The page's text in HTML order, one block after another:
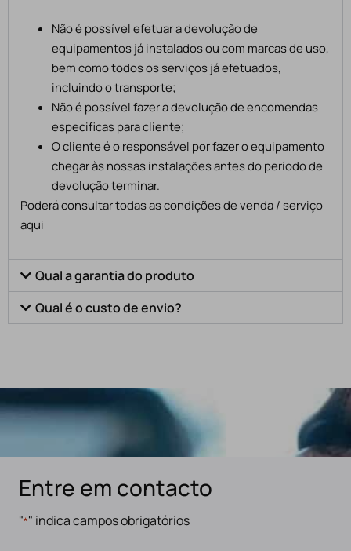
Não é possível efetuar a devolução de
equipamentos já instalados ou com marcas de uso,
bem como todos os serviços já efetuados,
incluindo o transporte;
Não é possível fazer a devolução de encomendas
especificas para cliente;
O cliente é o responsável por fazer o equipamento
chegar às nossas instalações antes do período de
devolução terminar.
Poderá consultar todas as condições de venda / serviço
aqui
Qual a garantia do produto
Qual é o custo de envio?
Entre em contacto
"*" indica campos obrigatórios